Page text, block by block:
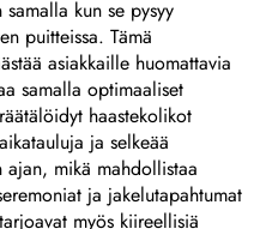
kun se pysyy
puitteissa. Tämä
asiakkaille huomattavia
samalla optimaaliset
haastekolikot
ja selkeää
ajan, mikä mahdollistaa
ja jakelutapahtumat
myös kiireellisiä